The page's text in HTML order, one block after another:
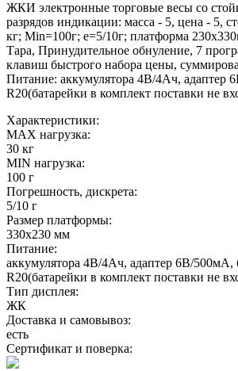
ЖКИ электронные торговые весы со
разрядов индикации: масса - 5, цена - 5,
кг; Min=100г; e=5/10г; платформа
Тара, Принудительное обнуление, 7
клавиш быстрого набора цены,
Питание: аккумулятора 4В/4Ач, адаптер
R20(батарейки в комплект поставки не
Характеристики:
MAX нагрузка:
30 кг
MIN нагрузка:
100 г
Погрешность, дискрета:
5/10 г
Размер платформы:
330х230 мм
Питание:
аккумулятора 4В/4Ач, адаптер 6В/500мА,
R20(батарейки в комплект поставки не
Тип дисплея:
ЖК
Доставка и самовывоз:
есть
Сертификат и поверка: